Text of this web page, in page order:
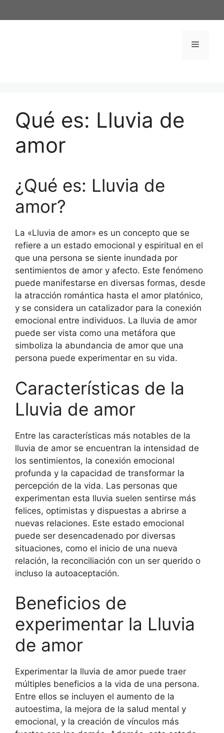
al
Menú
Qué es: Lluvia de
amor
¿Qué es: Lluvia de
amor?
La «Lluvia de amor» es un concepto que se
refiere a un estado emocional y espiritual en el
que una persona se siente inundada por
sentimientos de amor y afecto. Este fenómeno
puede manifestarse en diversas formas, desde
la atracción romántica hasta el amor platónico,
y se considera un catalizador para la conexión
emocional entre individuos. La lluvia de amor
puede ser vista como una metáfora que
simboliza la abundancia de amor que una
persona puede experimentar en su vida.
Características de la
Lluvia de amor
Entre las características más notables de la
lluvia de amor se encuentran la intensidad de
los sentimientos, la conexión emocional
profunda y la capacidad de transformar la
percepción de la vida. Las personas que
experimentan esta lluvia suelen sentirse más
felices, optimistas y dispuestas a abrirse a
nuevas relaciones. Este estado emocional
puede ser desencadenado por diversas
situaciones, como el inicio de una nueva
relación, la reconciliación con un ser querido o
incluso la autoaceptación.
Beneficios de
experimentar la Lluvia
de amor
Experimentar la lluvia de amor puede traer
múltiples beneficios a la vida de una persona.
Entre ellos se incluyen el aumento de la
autoestima, la mejora de la salud mental y
emocional, y la creación de vínculos más